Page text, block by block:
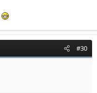
#30